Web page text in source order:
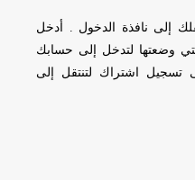
إلى نافذة الدخول . أدخل
وضعتها لتدخل إلى حسابك
تسجيل اشتراك لتنتقل إلى